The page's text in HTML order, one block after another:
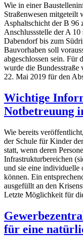
Wie in einer
Straßenwesen mitgeteilt
Asphaltschicht der B 96
Anschlussstelle der A
Dabendorf bis zum
Bauvorhaben soll
abgeschlossen sein. Für
wurde die Bundesstraße
22. Mai 2019 für den
Wichtige
Notbetreuung
Wie bereits
der Schule für Kinder
statt, wenn deren
Infrastrukturbereichen
und sie eine individuelle
können. Ein
ausgefüllt an den
Letzte Möglichkeit für
für eine